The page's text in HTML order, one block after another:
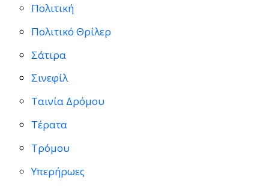
Πολιτική
Πολιτικό Θρίλερ
Σάτιρα
Σινεφίλ
Ταινία Δρόμου
Τέρατα
Τρόμου
Υπερήρωες